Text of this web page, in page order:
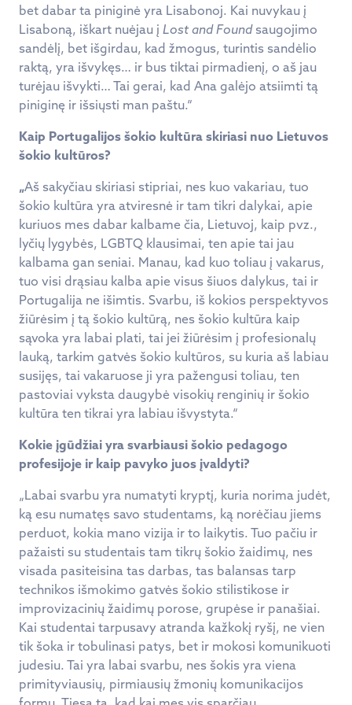
bet dabar ta piniginė yra Lisabonoj. Kai nuvykau į
Lisaboną, iškart nuėjau į Lost and Found saugojimo
sandėlį, bet išgirdau, kad žmogus, turintis sandėlio
raktą, yra išvykęs… ir bus tiktai pirmadienį, o aš jau
turėjau išvykti… Tai gerai, kad Ana galėjo atsiimti tą
piniginę ir išsiųsti man paštu.“
Kaip Portugalijos šokio kultūra skiriasi nuo Lietuvos
šokio kultūros?
„Aš sakyčiau skiriasi stipriai, nes kuo vakariau, tuo
šokio kultūra yra atviresnė ir tam tikri dalykai, apie
kuriuos mes dabar kalbame čia, Lietuvoj, kaip pvz.,
lyčių lygybės, LGBTQ klausimai, ten apie tai jau
kalbama gan seniai. Manau, kad kuo toliau į vakarus,
tuo visi drąsiau kalba apie visus šiuos dalykus, tai ir
Portugalija ne išimtis. Svarbu, iš kokios perspektyvos
žiūrėsim į tą šokio kultūrą, nes šokio kultūra kaip
sąvoka yra labai plati, tai jei žiūrėsim į profesionalų
lauką, tarkim gatvės šokio kultūros, su kuria aš labiau
susijęs, tai vakaruose ji yra pažengusi toliau, ten
pastoviai vyksta daugybė visokių renginių ir šokio
kultūra ten tikrai yra labiau išvystyta.“
Kokie įgūdžiai yra svarbiausi šokio pedagogo
profesijoje ir kaip pavyko juos įvaldyti?
„Labai svarbu yra numatyti kryptį, kuria norima judėt,
ką esu numatęs savo studentams, ką norėčiau jiems
perduot, kokia mano vizija ir to laikytis. Tuo pačiu ir
pažaisti su studentais tam tikrų šokio žaidimų, nes
visada pasiteisina tas darbas, tas balansas tarp
technikos išmokimo gatvės šokio stilistikose ir
improvizacinių žaidimų porose, grupėse ir panašiai.
Kai studentai tarpusavy atranda kažkokį ryšį, ne vien
tik šoka ir tobulinasi patys, bet ir mokosi komunikuoti
judesiu. Tai yra labai svarbu, nes šokis yra viena
primityviausių, pirmiausių žmonių komunikacijos